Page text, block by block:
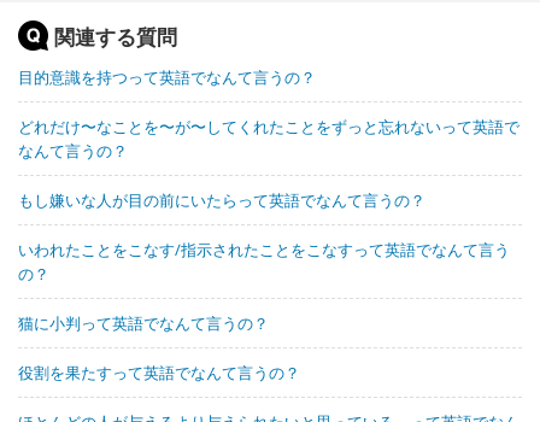
関連する質問
目的意識を持つって英語でなんて言うの？
どれだけ〜なことを〜が〜してくれたことをずっと忘れないって英語で
なんて言うの？
もし嫌いな人が目の前にいたらって英語でなんて言うの？
いわれたことをこなす/指示されたことをこなすって英語でなんて言う
の？
猫に小判って英語でなんて言うの？
役割を果たすって英語でなんて言うの？